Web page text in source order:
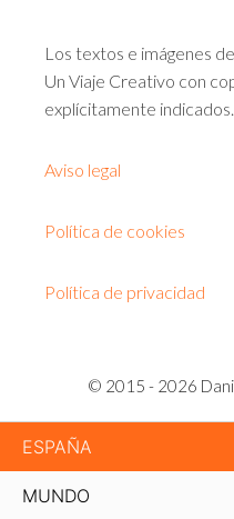
Los textos e imágenes
Un Viaje Creativo con
explícitamente indicados.
Aviso legal
Política de cookies
Política de privacidad
© 2015 - 2026
ESPAÑA
MUNDO